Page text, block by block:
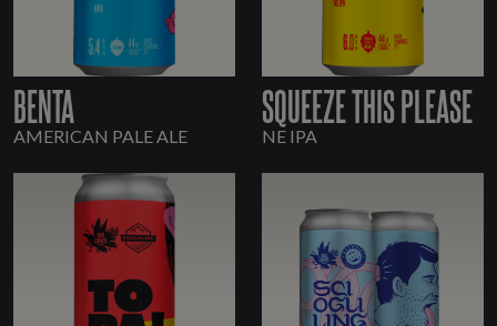
BENTA
AMERICAN PALE ALE
SQUEEZE THIS PLEASE
NE IPA